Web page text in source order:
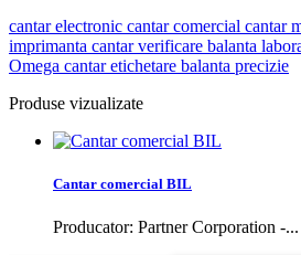
cantar electronic cantar comercial cantar
imprimanta cantar verificare balanta
Omega cantar etichetare balanta precizie
Produse vizualizate
Cantar comercial BIL
Producator: Partner Corporation -...